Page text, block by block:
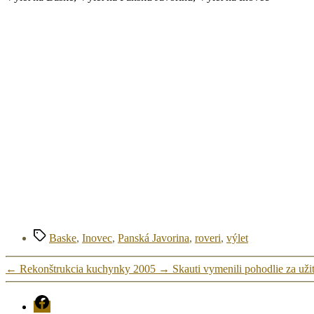
Značky
Baske, Inovec, Panská Javorina, roveri, výlet
← Rekonštrukcia kuchynky 2005 → Skauti vymenili pohodlie za
FB